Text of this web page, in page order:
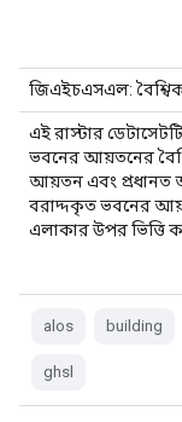
জিএইচএসএল:
এই রাস্টার
ভবনের আয়তনের
আয়তন এবং প্রধানত
বরাদ্দকৃত ভবনের
এলাকার উপর ভিত্তি
alos building
ghsl